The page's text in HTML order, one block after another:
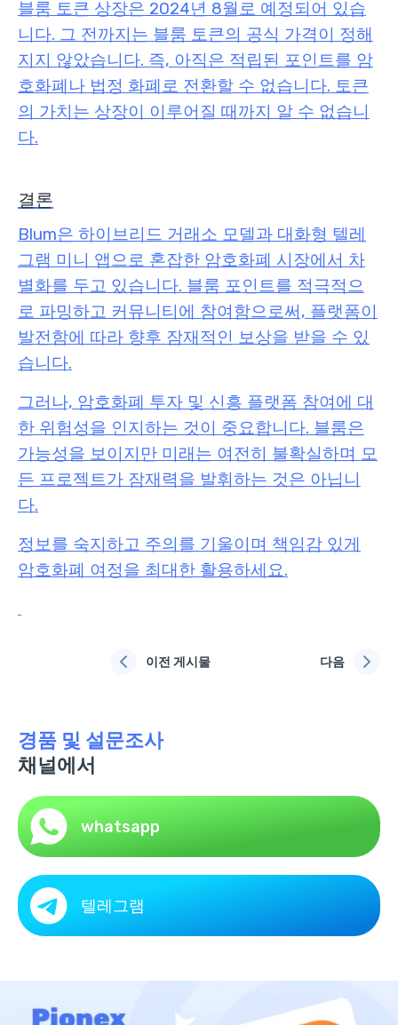
블룸 토큰 상장은 2024년 8월로 예정되어 있습
니다. 그 전까지는 블룸 토큰의 공식 가격이 정해
지지 않았습니다. 즉, 아직은 적립된 포인트를 암
호화폐나 법정 화폐로 전환할 수 없습니다. 토큰
의 가치는 상장이 이루어질 때까지 알 수 없습니
다.
결론
Blum은 하이브리드 거래소 모델과 대화형 텔레
그램 미니 앱으로 혼잡한 암호화폐 시장에서 차
별화를 두고 있습니다. 블룸 포인트를 적극적으
로 파밍하고 커뮤니티에 참여함으로써, 플랫폼이
발전함에 따라 향후 잠재적인 보상을 받을 수 있
습니다.
그러나, 암호화폐 투자 및 신흥 플랫폼 참여에 대
한 위험성을 인지하는 것이 중요합니다. 블룸은
가능성을 보이지만 미래는 여전히 불확실하며 모
든 프로젝트가 잠재력을 발휘하는 것은 아닙니
다.
정보를 숙지하고 주의를 기울이며 책임감 있게
암호화폐 여정을 최대한 활용하세요.
이전 게시물 다음
경품 및 설문조사
채널에서
whatsapp
텔레그램